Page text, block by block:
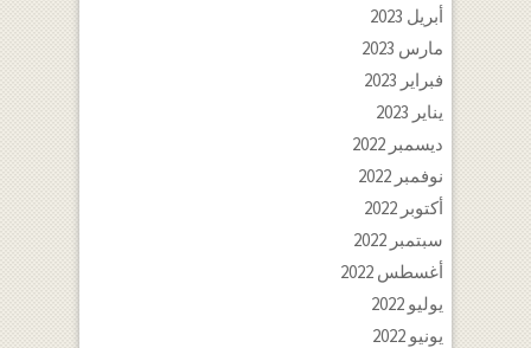
أبريل 2023
مارس 2023
فبراير 2023
يناير 2023
ديسمبر 2022
نوفمبر 2022
أكتوبر 2022
سبتمبر 2022
أغسطس 2022
يوليو 2022
يونيو 2022